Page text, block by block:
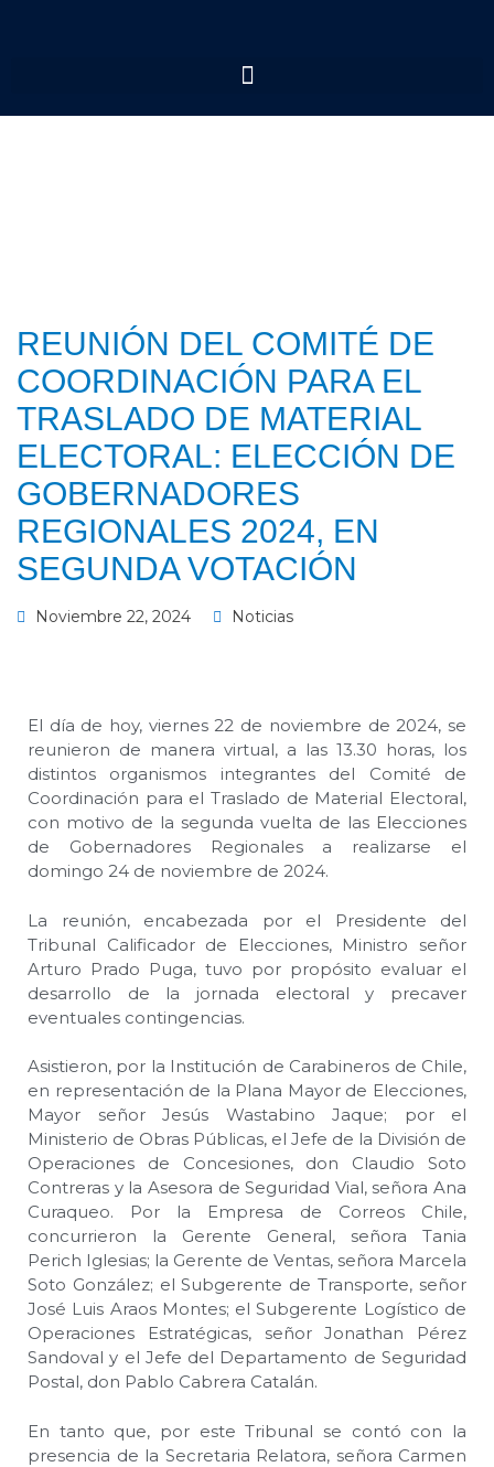
REUNIÓN DEL COMITÉ DE
COORDINACIÓN PARA EL
TRASLADO DE MATERIAL
ELECTORAL: ELECCIÓN DE
GOBERNADORES
REGIONALES 2024, EN
SEGUNDA VOTACIÓN
Noviembre 22, 2024 Noticias
El día de hoy, viernes 22 de noviembre de 2024, se
reunieron de manera virtual, a las 13.30 horas, los
distintos organismos integrantes del Comité de
Coordinación para el Traslado de Material Electoral,
con motivo de la segunda vuelta de las Elecciones
de Gobernadores Regionales a realizarse el
domingo 24 de noviembre de 2024.
La reunión, encabezada por el Presidente del
Tribunal Calificador de Elecciones, Ministro señor
Arturo Prado Puga, tuvo por propósito evaluar el
desarrollo de la jornada electoral y precaver
eventuales contingencias.
Asistieron, por la Institución de Carabineros de Chile,
en representación de la Plana Mayor de Elecciones,
Mayor señor Jesús Wastabino Jaque; por el
Ministerio de Obras Públicas, el Jefe de la División de
Operaciones de Concesiones, don Claudio Soto
Contreras y la Asesora de Seguridad Vial, señora Ana
Curaqueo. Por la Empresa de Correos Chile,
concurrieron la Gerente General, señora Tania
Perich Iglesias; la Gerente de Ventas, señora Marcela
Soto González; el Subgerente de Transporte, señor
José Luis Araos Montes; el Subgerente Logístico de
Operaciones Estratégicas, señor Jonathan Pérez
Sandoval y el Jefe del Departamento de Seguridad
Postal, don Pablo Cabrera Catalán.
En tanto que, por este Tribunal se contó con la
presencia de la Secretaria Relatora, señora Carmen